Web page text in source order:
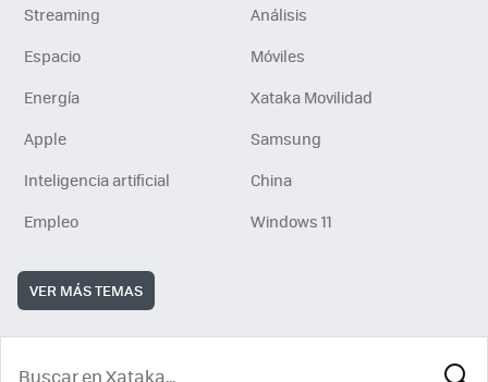
Streaming
Análisis
Espacio
Móviles
Energía
Xataka Movilidad
Apple
Samsung
Inteligencia artificial
China
Empleo
Windows 11
VER MÁS TEMAS